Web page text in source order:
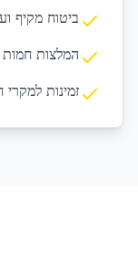
ביטוח מקיף
המלצות חמות
זמינות למקרי